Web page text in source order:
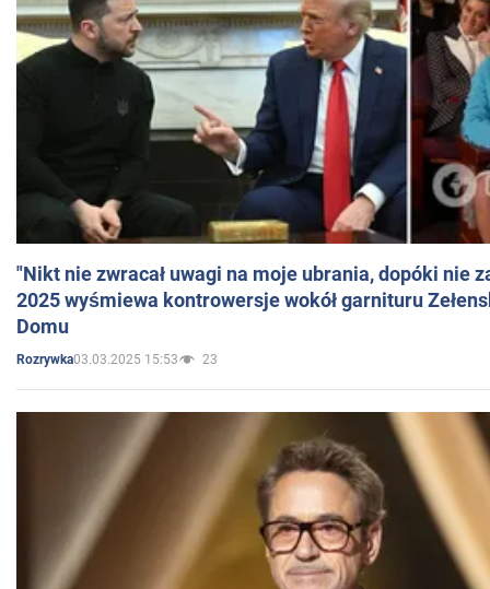
"Nikt nie zwracał uwagi na moje ubrania, dopóki nie
2025 wyśmiewa kontrowersje wokół garnituru
Domu
Rozrywka03.03.2025 15:53 23